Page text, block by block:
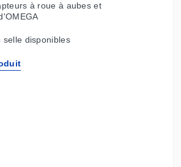
à roue à aubes et
selle disponibles